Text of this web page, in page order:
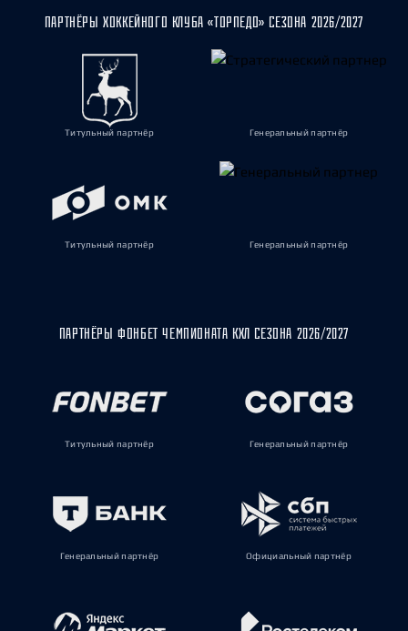
ПАРТНЁРЫ ХОККЕЙНОГО КЛУБА «ТОРПЕДО» СЕЗОНА 2026/2027
Титульный партнёр Генеральный партнёр
Титульный партнёр Генеральный партнёр
ПАРТНЁРЫ ФОНБЕТ ЧЕМПИОНАТА КХЛ СЕЗОНА 2026/2027
Титульный партнёр Генеральный партнёр
Генеральный партнёр Официальный партнёр